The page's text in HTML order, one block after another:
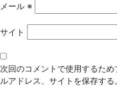
メール ※
サイト
次回のコメントで使用するた
ルアドレス、サイトを保存する。